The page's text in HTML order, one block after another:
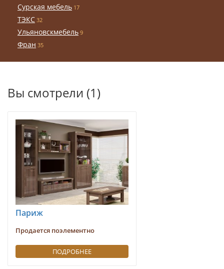
Сурская мебель 17
ТЭКС 32
Ульяновскмебель 9
Фран 35
Вы смотрели (1)
Париж
Продается поэлементно
ПОДРОБНЕЕ